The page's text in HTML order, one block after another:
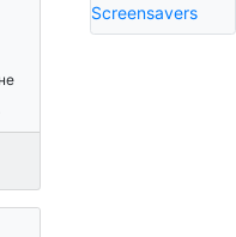
Screensavers